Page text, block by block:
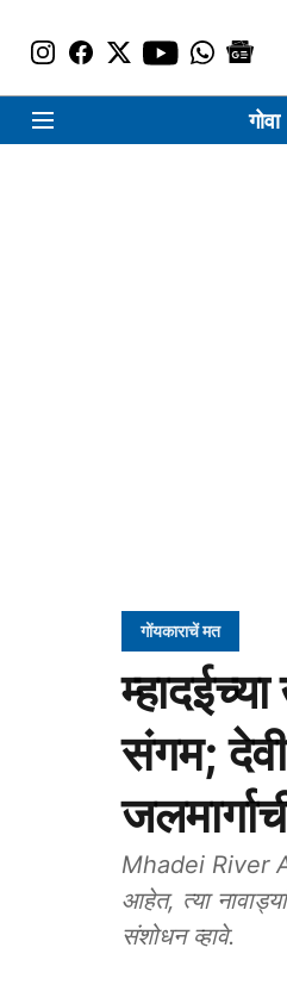
गोवा
गोंयकाराचें मत
संगम;
Mhadei River
आहेत, त्या
संशोधन व्हावे.